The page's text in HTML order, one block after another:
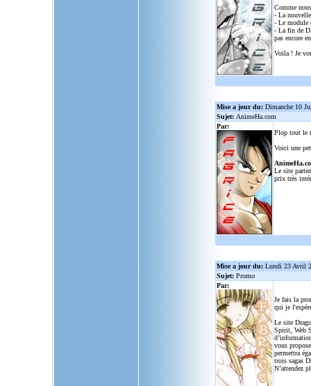
Comme
- La
- Le module
- La fin de
pas encore
Voila ! Je
Mise a jour du: Dimanche 10
Sujet: AnimeHa.com
Par:
Plop tout le
Voici une
Le site
prix très
Mise a jour du: Lundi 23 Avril
Sujet: Promo
Par:
Je fais la
qui je
Le site
Spirit, Web
vous
permettra
trois sagas
N’attendez